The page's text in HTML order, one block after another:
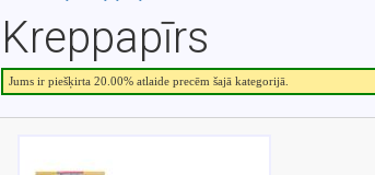
Kreppapīrs
Jums ir piešķirta 20.00% atlaide precēm šajā kategorijā.